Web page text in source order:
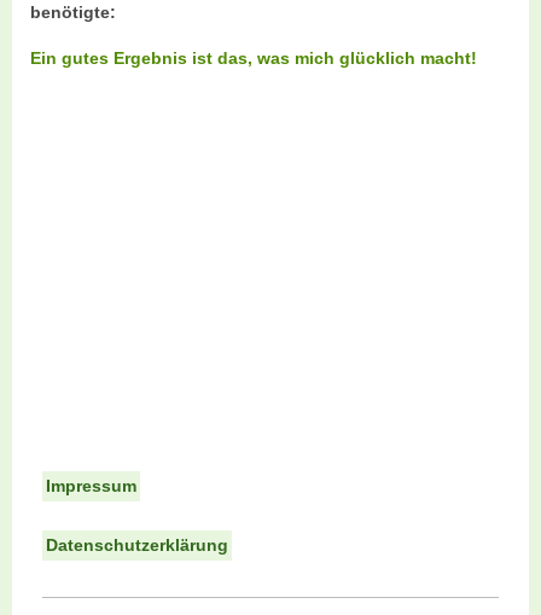
benötigte:
Ein gutes Ergebnis ist das, was mich glücklich macht!
Impressum
Datenschutzerklärung